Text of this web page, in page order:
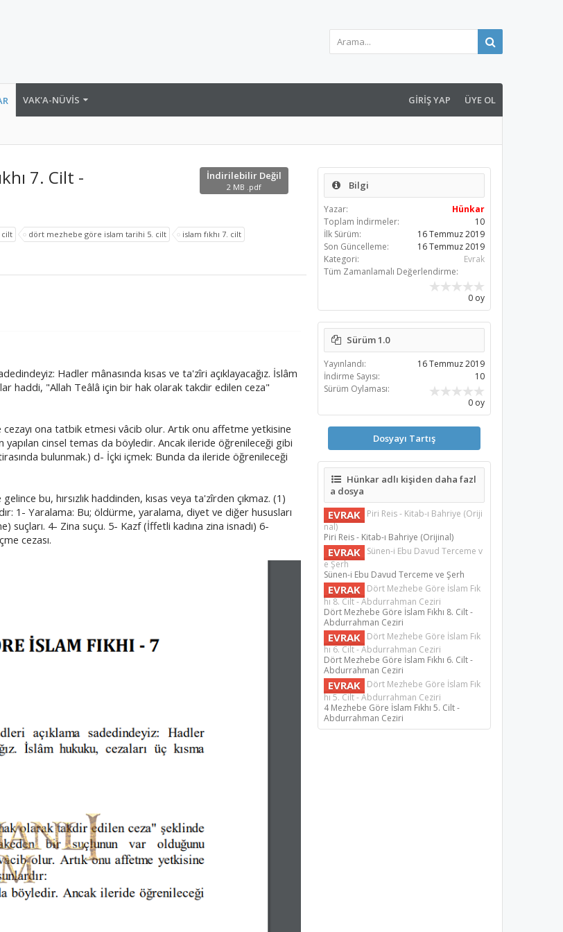
VAK'A-NÜVIS GIRIŞ YAP ÜYE OL
İndirilebilir Değil
2 MB .pdf
7. Cilt -
cilt dört mezhebe göre islam tarihi 5. cilt islam fıkhı 7. cilt
Hadler mânasında kısas ve ta'zîri açıklayacağız. İslâm
haddi, "Allah Teâlâ için bir hak olarak takdir edilen ceza"
ona tatbik etmesi vâcib olur. Artık onu affetme yetkisine
cinsel temas da böyledir. Ancak ileride öğrenileceği gibi
bulunmak.) d- İçki içmek: Bunda da ileride öğrenileceği
bu, hırsızlık haddinden, kısas veya ta'zîrden çıkmaz. (1)
1- Yaralama: Bu; öldürme, yaralama, diyet ve diğer hususları
4- Zina suçu. 5- Kazf (İffetli kadına zina isnadı) 6-
cezası.
Bilgi
Yazar:
Hünkar
Toplam İndirmeler:
10
İlk Sürüm:
16 Temmuz 2019
Son Güncelleme:
16 Temmuz 2019
Kategori:
Evrak
Tüm Zamanlamalı Değerlendirme:
0 oy
Sürüm 1.0
Yayınlandı:
16 Temmuz 2019
İndirme Sayısı:
10
Sürüm Oylaması:
0 oy
Dosyayı Tartış
Hünkar adlı kişiden daha fazl
a dosya
EVRAK Piri Reis - Kitab-ı Bahriye (Oriji
nal)
Piri Reis - Kitab-ı Bahriye (Orijinal)
EVRAK Sünen-i Ebu Davud Terceme v
e Şerh
Sünen-i Ebu Davud Terceme ve Şerh
EVRAK Dört Mezhebe Göre İslam Fık
hı 8. Cilt - Abdurrahman Ceziri
Dört Mezhebe Göre İslam Fıkhı 8. Cilt -
Abdurrahman Ceziri
EVRAK Dört Mezhebe Göre İslam Fık
hı 6. Cilt - Abdurrahman Ceziri
Dört Mezhebe Göre İslam Fıkhı 6. Cilt -
Abdurrahman Ceziri
EVRAK Dört Mezhebe Göre İslam Fık
hı 5. Cilt - Abdurrahman Ceziri
4 Mezhebe Göre İslam Fıkhı 5. Cilt -
Abdurrahman Ceziri